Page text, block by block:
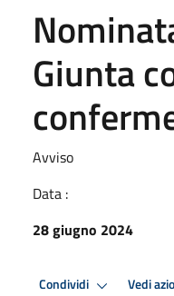
Giunta
Avviso
Data :
28 giugno 2024
Condividi Vedi